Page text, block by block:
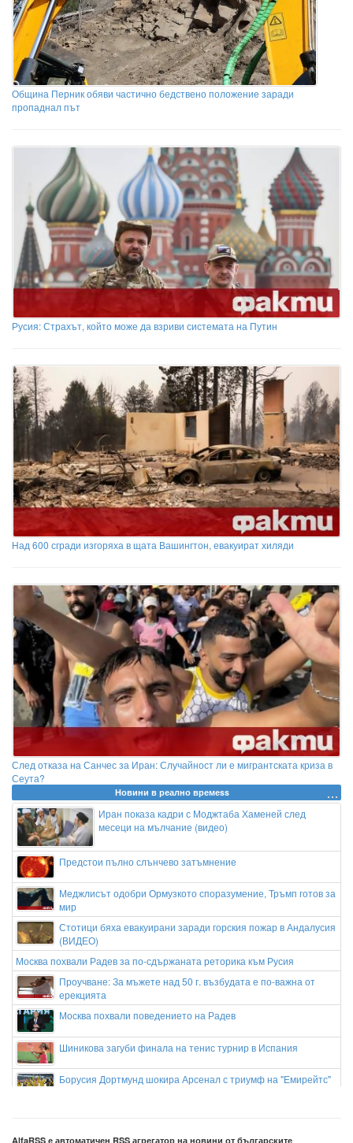
Община Перник обяви частично бедствено положение заради
пропаднал път
Русия: Страхът, който може да взриви системата на Путин
Над 600 сгради изгоряха в щата Вашингтон, евакуират хиляди
След отказа на Санчес за Иран: Случайност ли е мигрантската криза в
Сеута?
Новини в реално времеss
Иран показа кадри с Моджтаба Хаменей след
месеци на мълчание (видео)
Предстои пълно слънчево затъмнение
Меджлисът одобри Ормузкото споразумение, Тръмп готов за
мир
Стотици бяха евакуирани заради горския пожар в Андалусия
(ВИДЕО)
Москва похвали Радев за по-сдържаната реторика към Русия
Проучване: За мъжете над 50 г. възбудата е по-важна от
ерекцията
Москва похвали поведението на Радев
Шиникова загуби финала на тенис турнир в Испания
Борусия Дортмунд шокира Арсенал с триумф на "Емирейтс"
AlfaRSS е автоматичен RSS агрегатор на новини от българските